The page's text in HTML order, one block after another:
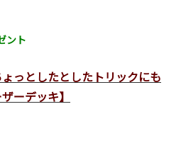
ント
ょっとしたとしたトリックにも
ーデッキ】